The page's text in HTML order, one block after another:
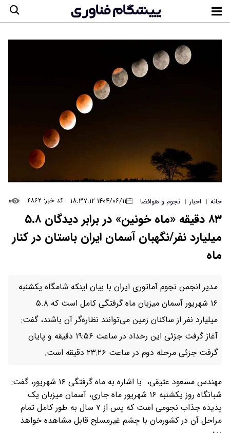
خانه | اخبار | نجوم و هوافضا ۱۴۰۴/۰۶/۱۱ ۱۸:۳۷:۱۲ کد خبر: ۴۸۶۲ ۰
۸۳ دقیقه «ماه خونین» در برابر دیدگان ۵.۸
میلیارد نفر/نگهبان آسمان ایران باستان در کنار
ماه
مدیر انجمن نجوم آماتوری ایران با بیان اینکه شامگاه یکشنبه
۱۶ شهریور آسمان میزبان ماه گرفتگی کامل است که ۵.۸
میلیارد نفر از ساکنان زمین می‌توانند نظاره‌گر آن باشند، گفت:
آغاز گرفت جزئی این رخداد در ساعت ۱۹:۵۶ دقیقه و پایان
گرفت جزئی مرحله دوم در ساعت ۲۳:۲۶ دقیقه است.
مهندس مسعود عتیقی، با اشاره به ماه گرفتگی ۱۶ شهریور، گفت:
شبانگاه روز یکشنبه ۱۶ شهریور ماه جاری، آسمان میزبان یک
پدیده جذاب نجومی است که پس از ۷ سال به طور کامل تمام
مراحل آن در کشورمان با چشم غیرمسلح قابل مشاهده خواهد